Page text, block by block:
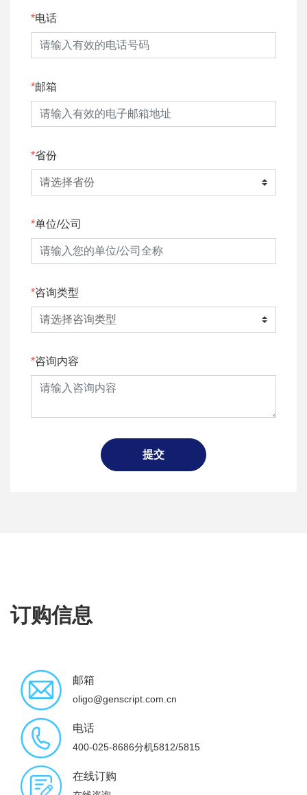
电话
邮箱
省份
单位/公司
咨询类型
咨询内容
提交
订购信息
邮箱
oligo@genscript.com.cn
电话
400-025-8686分机5812/5815
在线订购